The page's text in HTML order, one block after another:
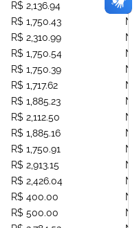
R$ 2,136.94
R$ 1,750.43
R$ 2,310.99
R$ 1,750.54
R$ 1,750.39
R$ 1,717.62
R$ 1,885.23
R$ 2,112.50
R$ 1,885.16
R$ 1,750.91
R$ 2,913.15
R$ 2,426.04
R$ 400.00
R$ 500.00